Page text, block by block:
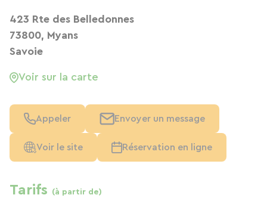
423 Rte des Belledonnes
73800, Myans
Savoie
Voir sur la carte
Appeler Envoyer un message
Voir le site Réservation en ligne
Tarifs (à partir de)